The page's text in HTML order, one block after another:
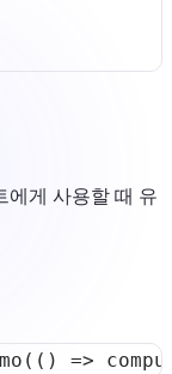
에게 사용할 때 유
( ( ) =>